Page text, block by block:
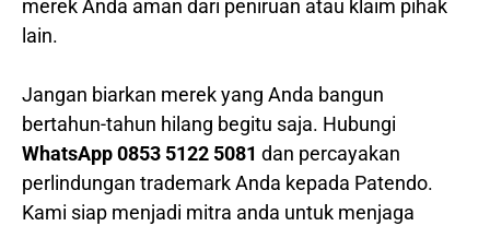
merek Anda aman dari peniruan atau klaim pihak
lain.
Jangan biarkan merek yang Anda bangun
bertahun-tahun hilang begitu saja. Hubungi
WhatsApp 0853 5122 5081 dan percayakan
perlindungan trademark Anda kepada Patendo.
Kami siap menjadi mitra anda untuk menjaga